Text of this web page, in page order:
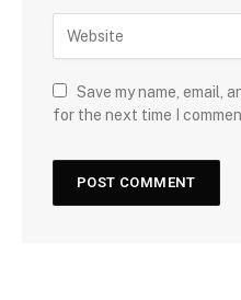
Save my name, email,
for the next time I